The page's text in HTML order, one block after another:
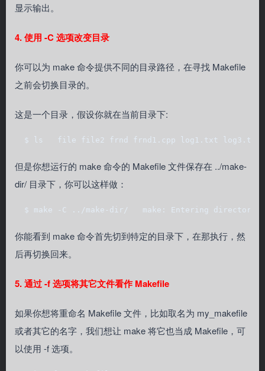
显示输出。
4. 使用 -C 选项改变目录
你可以为 make 命令提供不同的目录路径，在寻找 Makefile
之前会切换目录的。
这是一个目录，假设你就在当前目录下:
$ ls   file file2 frnd frnd1.cpp log1.txt
但是你想运行的 make 命令的 Makefile 文件保存在 ../make-
dir/ 目录下，你可以这样做：
$ make -C ../make-dir/   make: Entering directory
你能看到 make 命令首先切到特定的目录下，在那执行，然
后再切换回来。
5. 通过 -f 选项将其它文件看作 Makefile
如果你想将重命名 Makefile 文件，比如取名为 my_makefile
或者其它的名字，我们想让 make 将它也当成 Makefile，可
以使用 -f 选项。